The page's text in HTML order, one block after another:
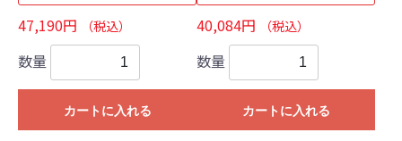
47,190円 （税込）
数量
カートに入れる
40,084円 （税込）
数量
カートに入れる